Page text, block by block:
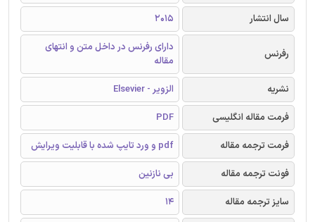
سال انتشار
2015
رفرنس
دارای رفرنس در داخل متن و انتهای
مقاله
نشریه
الزویر - Elsevier
فرمت مقاله انگلیسی
PDF
فرمت ترجمه مقاله
pdf و ورد تایپ شده با قابلیت ویرایش
فونت ترجمه مقاله
بی نازنین
سایز ترجمه مقاله
14